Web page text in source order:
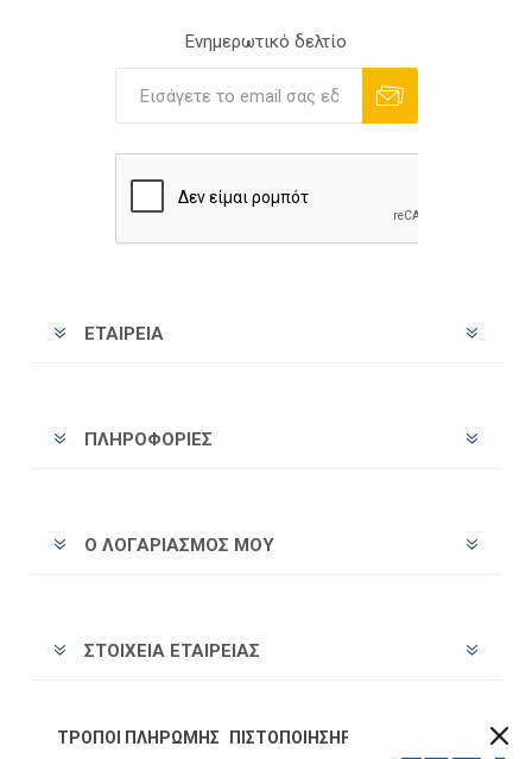
Ενημερωτικό δελτίο
ΕΤΑΙΡΕΊΑ
ΠΛΗΡΟΦΟΡΊΕΣ
Ο ΛΟΓΑΡΙΑΣΜΌΣ ΜΟΥ
ΣΤΟΙΧΕΊΑ ΕΤΑΙΡΕΊΑΣ
ΤΡΌΠΟΙ ΠΛΗΡΩΜΉΣ ΠΙΣΤΟΠΟΊΗΣΗ FOLLOW US